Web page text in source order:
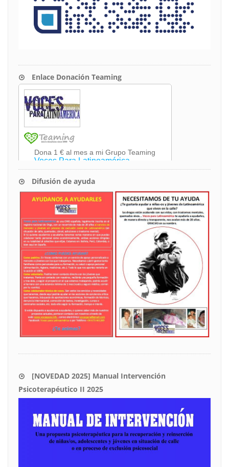
Enlace Donación Teaming
Difusión de ayuda
[NOVEDAD 2025] Manual Intervención
Psicoterapéutico II 2025